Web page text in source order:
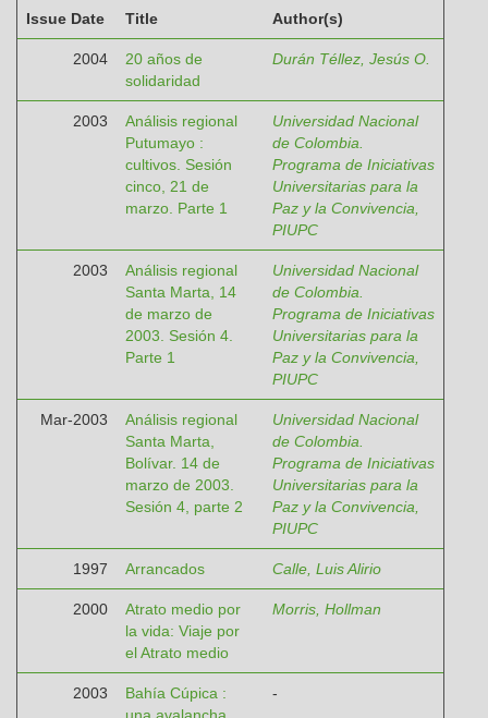
Issue Date Title Author(s)
2004
20 años de
solidaridad
Durán Téllez, Jesús O.
2003
Análisis regional
Putumayo :
cultivos. Sesión
cinco, 21 de
marzo. Parte 1
Universidad Nacional
de Colombia.
Programa de Iniciativas
Universitarias para la
Paz y la Convivencia,
PIUPC
2003
Análisis regional
Santa Marta, 14
de marzo de
2003. Sesión 4.
Parte 1
Universidad Nacional
de Colombia.
Programa de Iniciativas
Universitarias para la
Paz y la Convivencia,
PIUPC
Mar-2003
Análisis regional
Santa Marta,
Bolívar. 14 de
marzo de 2003.
Sesión 4, parte 2
Universidad Nacional
de Colombia.
Programa de Iniciativas
Universitarias para la
Paz y la Convivencia,
PIUPC
1997 Arrancados Calle, Luis Alirio
2000
Atrato medio por
la vida: Viaje por
el Atrato medio
Morris, Hollman
2003
Bahía Cúpica :
-